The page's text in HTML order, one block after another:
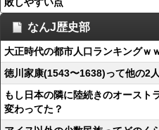
なんJ歴史部
大正時代の都市人口ランキングｗ
徳川家康(1543〜1638)って他の2
もし日本の隣に陸続きのオースト
変わってた？